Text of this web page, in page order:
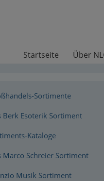
Startseite Über
Sortimente
Berk Esoterik Sortiment
Kataloge
Marco Schreier Sortiment
Musik Sortiment